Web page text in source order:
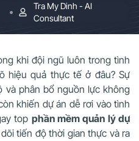
Tra My Dinh - AI
Consultant
khi đội ngũ luôn trong tình
hiệu quả thực tế ở đâu? Sự
và phân bổ nguồn lực không
khiến dự án dễ rơi vào tình
top phần mềm quản lý dự
tiến độ thời gian thực và ra